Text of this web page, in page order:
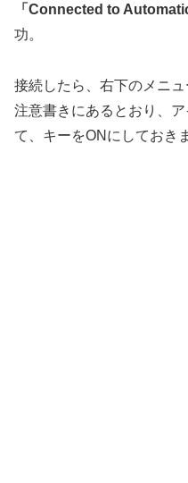
「Connected to
功。
接続したら、右下のメニ
注意書きにあるとおり、
て、キーをONにしておき